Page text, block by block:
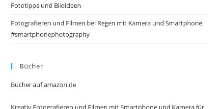
Fototipps und Bildideen
Fotografieren und Filmen bei Regen mit Kamera und Smartphone
#smartphonephotography
Bücher
Bücher auf amazon.de
Kreativ Fotografieren und Filmen mit Smartphone und Kamera für